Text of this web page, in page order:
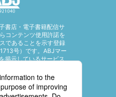
書店・電子書籍配信サ
コンテンツ使用許諾を
であることを示す登録
号）です。ABJマー
掲示しているサービス